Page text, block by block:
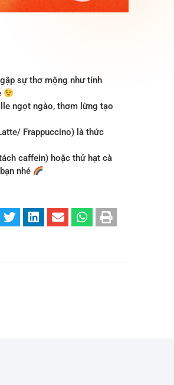
sự thơ mộng như tính
ngọt ngào, thơm lừng tạo
Frappuccino) là thức
caffein) hoặc thử hạt cà
nhé